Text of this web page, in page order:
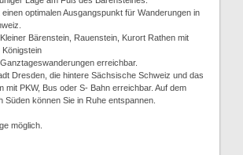
einen optimalen Ausgangspunkt für Wanderungen in
Bärenstein, Rauenstein, Kurort Rathen mit
Königstein
erreichbar.
Dresden, die hintere Sächsische Schweiz und das
mit PKW, Bus oder S- Bahn erreichbar. Auf dem
Süden können Sie in Ruhe entspannen.
möglich.